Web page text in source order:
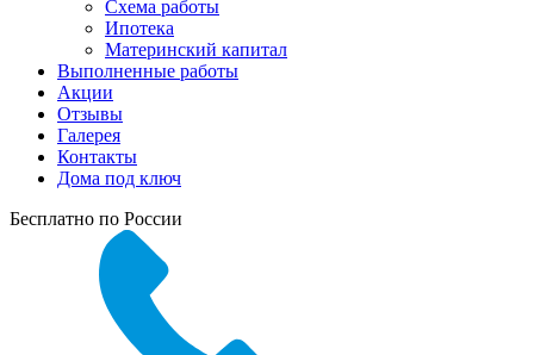
Схема работы
Ипотека
Материнский капитал
Выполненные работы
Акции
Отзывы
Галерея
Контакты
Дома под ключ
Бесплатно по России